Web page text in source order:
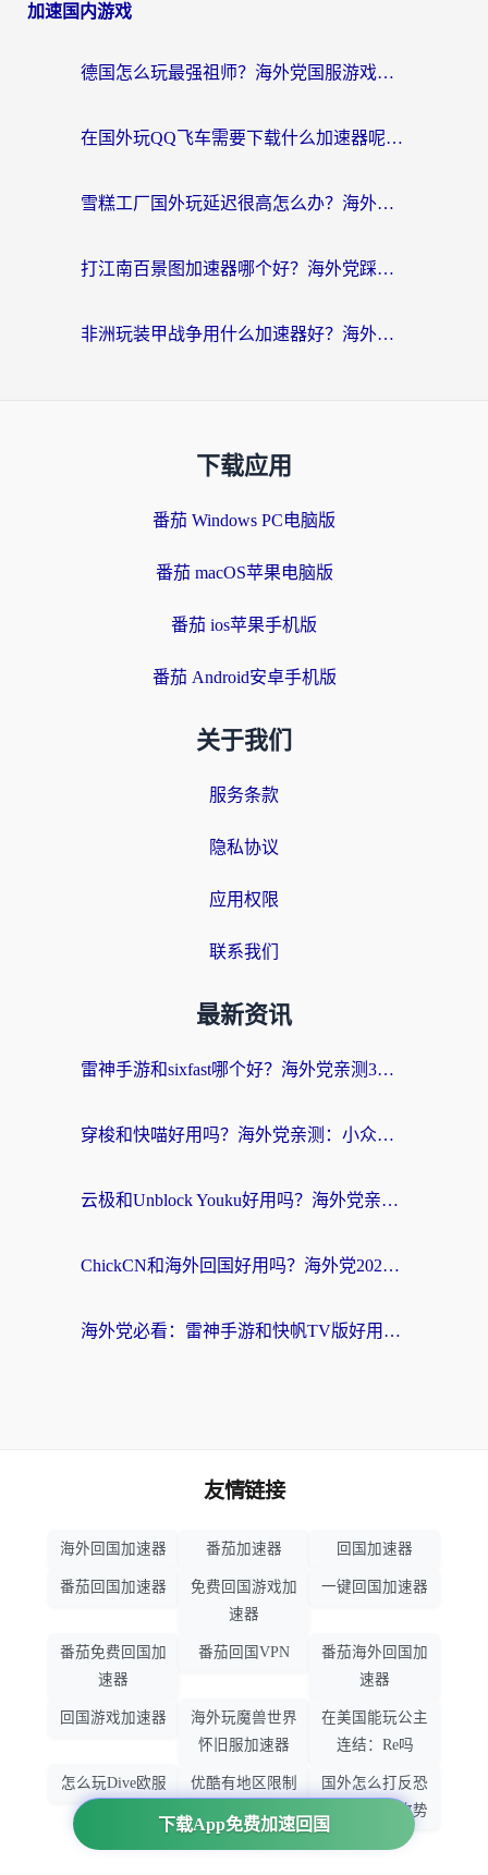
加速国内游戏
德国怎么玩最强祖师？海外党国服游戏加速器选择全攻略（附宝可梦Online实测）
在国外玩QQ飞车需要下载什么加速器呢？海外党亲测有效的国服游戏加速指南
雪糕工厂国外玩延迟很高怎么办？海外玩家国服游戏加速终极攻略（附实测推荐）
打江南百景图加速器哪个好？海外党踩坑N次后，终于找到不卡的秘诀
非洲玩装甲战争用什么加速器好？海外党亲测有效的国服游戏加速方案
下载应用
番茄 Windows PC电脑版
番茄 macOS苹果电脑版
番茄 ios苹果手机版
番茄 Android安卓手机版
关于我们
服务条款
隐私协议
应用权限
联系我们
最新资讯
雷神手游和sixfast哪个好？海外党亲测3款回国加速器，教你选对不踩坑
穿梭和快喵好用吗？海外党亲测：小众加速器对比+番茄加速器深度体验
云极和Unblock Youku好用吗？海外党亲测+2026回国加速器避坑指南
ChickCN和海外回国好用吗？海外党2026亲测：从手游到影音，选对加速器的3个关键
海外党必看：雷神手游和快帆TV版好用吗？3步选对回国加速器不踩坑
下载App免费加速回国
友情链接
海外回国加速器 番茄加速器 回国加速器
番茄回国加速器
免费回国游戏加
速器
一键回国加速器
番茄免费回国加
速器
番茄回国VPN
番茄海外回国加
速器
回国游戏加速器
海外玩魔兽世界
怀旧服加速器
在美国能玩公主
连结：Re吗
怎么玩Dive欧服
优酷有地区限制
吗
国外怎么打反恐
精英：全球攻势